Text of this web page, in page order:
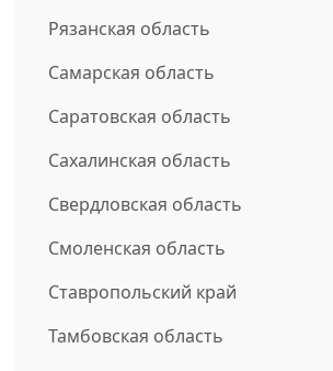
Рязанская область
Самарская область
Саратовская область
Сахалинская область
Свердловская область
Смоленская область
Ставропольский край
Тамбовская область